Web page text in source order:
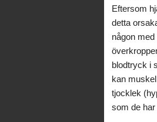
Eftersom
detta
någon
blodtryck i
kan
tjocklek
som de har